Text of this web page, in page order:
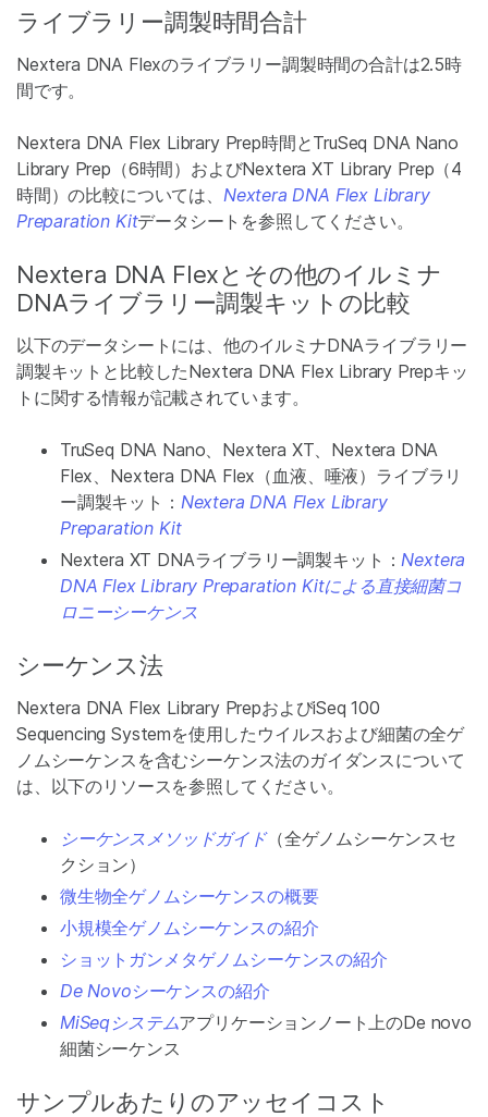
ライブラリー調製時間合計
Nextera DNA Flexのライブラリー調製時間の合計は2.5時
間です。
Nextera DNA Flex Library Prep時間とTruSeq DNA Nano
Library Prep（6時間）およびNextera XT Library Prep（4
時間）の比較については、 Nextera DNA Flex Library
Preparation Kitデータシートを参照してください。
Nextera DNA Flexとその他のイルミナ
DNAライブラリー調製キットの比較
以下のデータシートには、他のイルミナDNAライブラリー
調製キットと比較したNextera DNA Flex Library Prepキッ
トに関する情報が記載されています。
TruSeq DNA Nano、Nextera XT、Nextera DNA
Flex、Nextera DNA Flex（血液、唾液）ライブラリ
ー調製キット： Nextera DNA Flex Library
Preparation Kit
Nextera XT DNAライブラリー調製キット：Nextera
DNA Flex Library Preparation Kitによる直接細菌コ
ロニーシーケンス
シーケンス法
Nextera DNA Flex Library PrepおよびiSeq 100
Sequencing Systemを使用したウイルスおよび細菌の全ゲ
ノムシーケンスを含むシーケンス法のガイダンスについて
は、以下のリソースを参照してください。
シーケンスメソッドガイド（全ゲノムシーケンスセ
クション）
微生物全ゲノムシーケンスの概要
小規模全ゲノムシーケンスの紹介
ショットガンメタゲノムシーケンスの紹介
De Novoシーケンスの紹介
MiSeqシステムアプリケーションノート上のDe novo
細菌シーケンス
サンプルあたりのアッセイコスト